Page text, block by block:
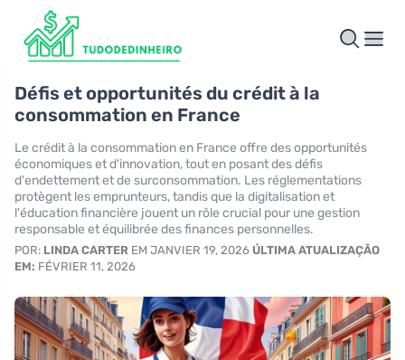
Défis et opportunités du crédit à la
consommation en France
Le crédit à la consommation en France offre des opportunités
économiques et d'innovation, tout en posant des défis
d'endettement et de surconsommation. Les réglementations
protègent les emprunteurs, tandis que la digitalisation et
l'éducation financière jouent un rôle crucial pour une gestion
responsable et équilibrée des finances personnelles.
POR: LINDA CARTER EM JANVIER 19, 2026 ÚLTIMA ATUALIZAÇÃO
EM: FÉVRIER 11, 2026